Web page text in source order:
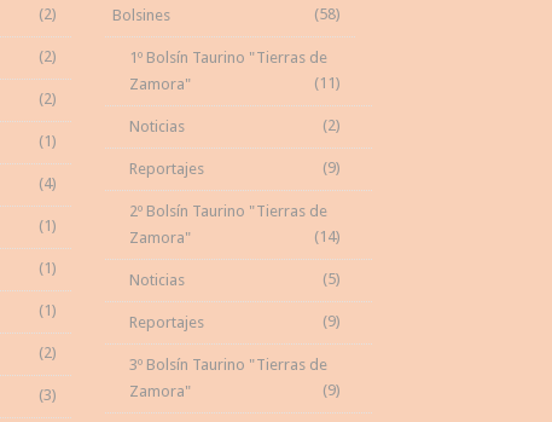
(2)
(2)
(2)
(1)
(4)
(1)
(1)
(1)
(2)
(3)
Bolsines (58)
1º Bolsín Taurino "Tierras de
Zamora"
(11)
Noticias (2)
Reportajes (9)
2º Bolsín Taurino "Tierras de
Zamora"
(14)
Noticias (5)
Reportajes (9)
3º Bolsín Taurino "Tierras de
Zamora"
(9)